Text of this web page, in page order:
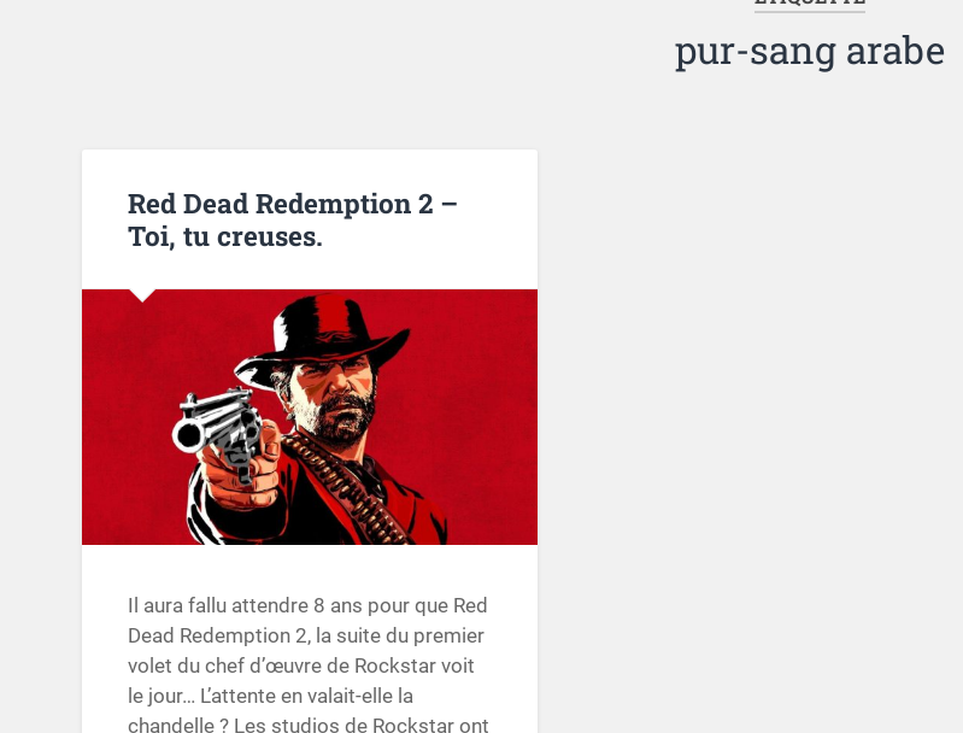
pur-sang arabe
Red Dead Redemption 2 –
Toi, tu creuses.
Il aura fallu attendre 8 ans pour que Red
Dead Redemption 2, la suite du premier
volet du chef d’œuvre de Rockstar voit
le jour… L’attente en valait-elle la
chandelle ? Les studios de Rockstar ont